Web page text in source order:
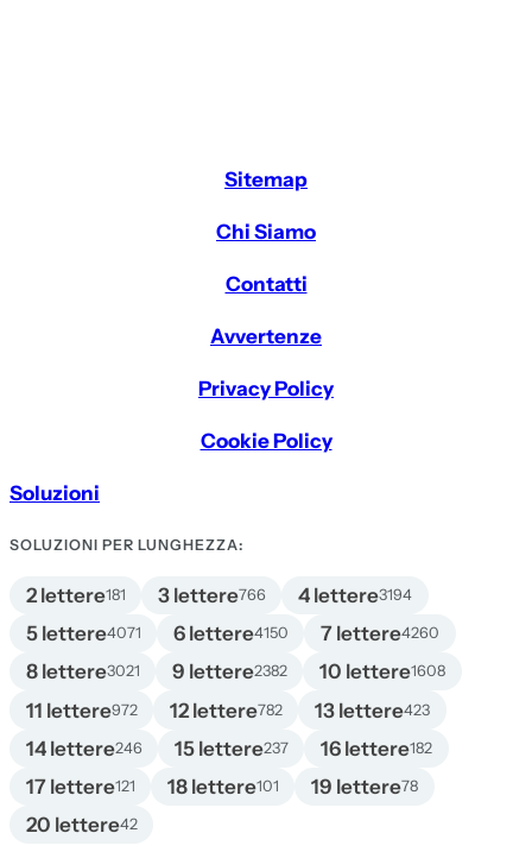
Sitemap
Chi Siamo
Contatti
Avvertenze
Privacy Policy
Cookie Policy
Soluzioni
SOLUZIONI PER LUNGHEZZA:
2 lettere181 3 lettere766 4 lettere3194
5 lettere4071 6 lettere4150 7 lettere4260
8 lettere3021 9 lettere2382 10 lettere1608
11 lettere972 12 lettere782 13 lettere423
14 lettere246 15 lettere237 16 lettere182
17 lettere121 18 lettere101 19 lettere78
20 lettere42